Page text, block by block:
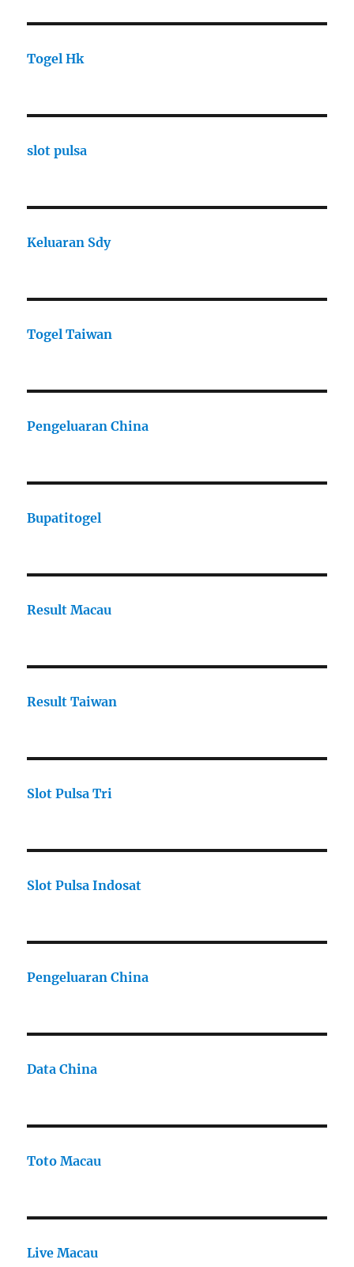
Togel Hk
slot pulsa
Keluaran Sdy
Togel Taiwan
Pengeluaran China
Bupatitogel
Result Macau
Result Taiwan
Slot Pulsa Tri
Slot Pulsa Indosat
Pengeluaran China
Data China
Toto Macau
Live Macau